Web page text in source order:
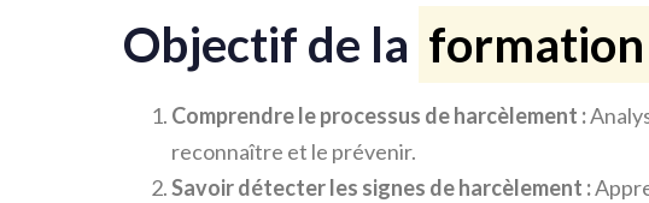
Objectif de la formation
Comprendre le processus de harcèlement :
reconnaître et le prévenir.
Savoir détecter les signes de harcèlement :